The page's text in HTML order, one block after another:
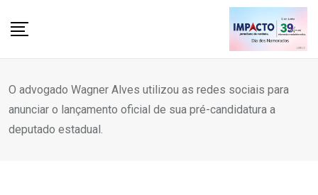
O advogado Wagner Alves utilizou as redes sociais para
anunciar o lançamento oficial de sua pré-candidatura a
deputado estadual.